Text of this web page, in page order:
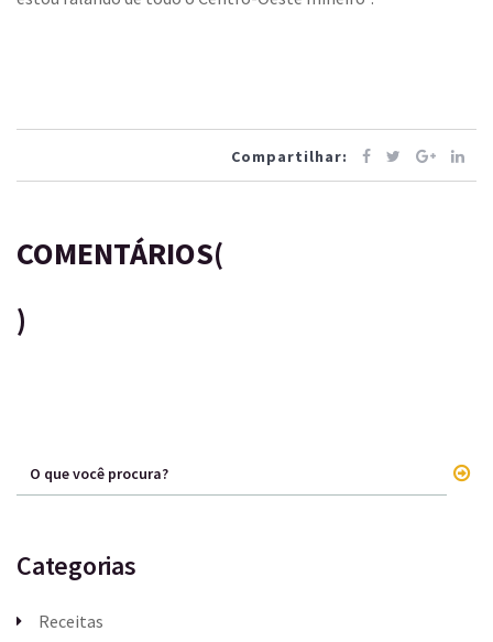
Compartilhar:
COMENTÁRIOS(
)
Categorias
Receitas